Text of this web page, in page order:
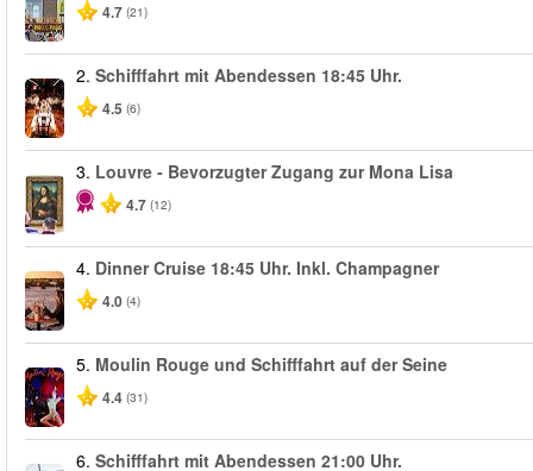
4.7 (21)
2. Schifffahrt mit Abendessen 18:45 Uhr.
4.5 (6)
3. Louvre - Bevorzugter Zugang zur Mona Lisa
4.7 (12)
4. Dinner Cruise 18:45 Uhr. Inkl. Champagner
4.0 (4)
5. Moulin Rouge und Schifffahrt auf der Seine
4.4 (31)
6. Schifffahrt mit Abendessen 21:00 Uhr.